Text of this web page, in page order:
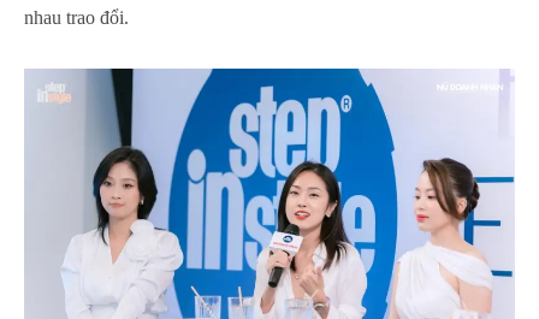
nhau trao đổi.